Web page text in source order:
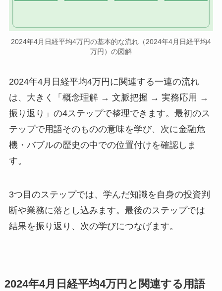
2024年4月日経平均4万円の基本的な流れ（2024年4月日経平均4
万円）の図解
2024年4月日経平均4万円に関連する一連の流れ
は、大きく「概念理解 → 文脈把握 → 実務応用 →
振り返り」の4ステップで整理できます。最初のス
テップで用語そのものの意味を学び、次に金融危
機・バブルの歴史の中での位置付けを確認しま
す。
3つ目のステップでは、学んだ知識を自身の投資判
断や業務に落とし込みます。最後のステップでは
結果を振り返り、次の学びにつなげます。
2024年4月日経平均4万円と関連する用語